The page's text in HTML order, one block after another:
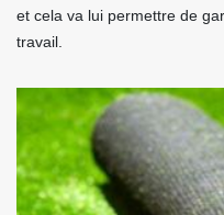
et cela va lui permettre de
travail.